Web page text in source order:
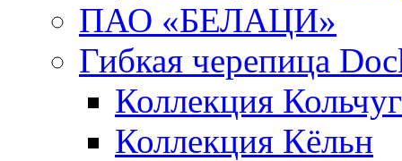
ПАО «БЕЛАЦИ»
Гибкая черепица
Коллекция
Коллекция Кёльн